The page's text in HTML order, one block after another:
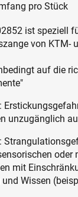
pro Stück
ist speziell
von KTM-
auf die
unzugänglich
mit
Wissen